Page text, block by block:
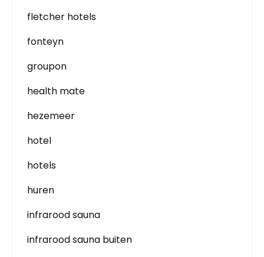
fletcher hotels
fonteyn
groupon
health mate
hezemeer
hotel
hotels
huren
infrarood sauna
infrarood sauna buiten